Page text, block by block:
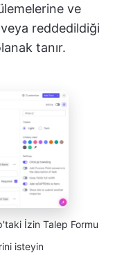
ve
reddedildiği
tanır.
İzin Talep Formu
isteyin